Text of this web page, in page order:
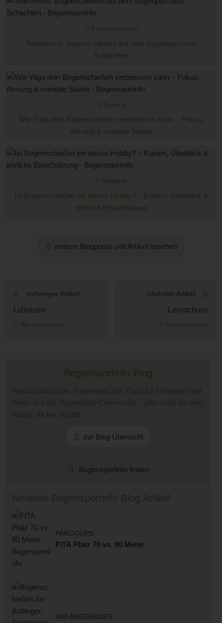
Teamevent: Bogenschießen auf dem Bogenparcours
Schachten
Wie Yoga dein Bogenschießen verbessern kann – Fokus,
Atmung & mentale Stärke
Ist Bogenschießen ein teures Hobby? – Kosten, Überblick &
ehrliche Einschätzung
weitere Blogposts und Artikel ansehen
vorheriger Artikel
Lizenzen
nächster Artikel
Leerschuss
Bogensportinfo Blog
zur Blog Übersicht
Bogensportinfo finden
Neueste Bogensportinfo Blog Artikel
PARCOURS
FITA Platz 70 vs. 90 Meter
ANFÄNGERKURS